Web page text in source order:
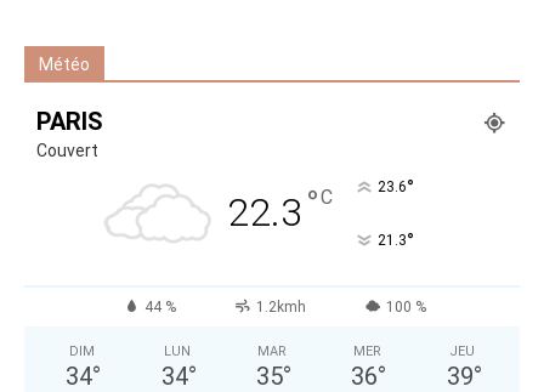
Météo
PARIS
Couvert
22.3 °C 23.6°
21.3°
44 % 1.2kmh 100 %
DIM
34°
LUN
34°
MAR
35°
MER
36°
JEU
39°